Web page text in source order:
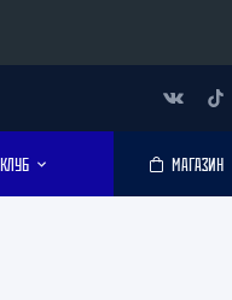
КЛУБ МАГАЗИН